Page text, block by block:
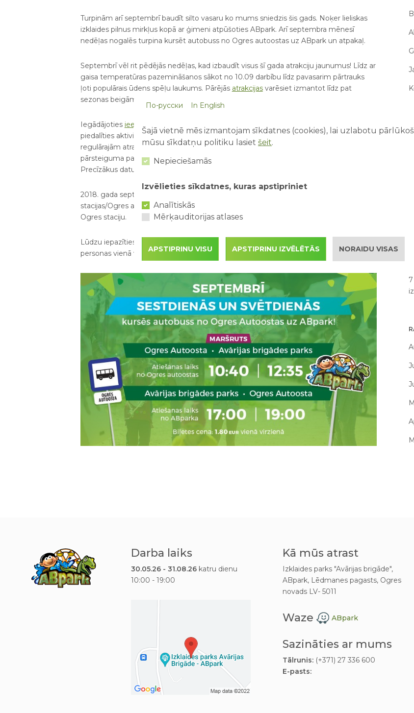
Turpinām arī septembrī baudīt silto vasaru ko mums sniedzis šis gads. Noķer lieliskas
izklaides pilnus mirkļus kopā ar ģimeni atpūšoties ABpark. Arī septembra mēnesī
nedēļas nogalēs turpina kursēt autobuss no Ogres autoostas uz ABpark un atpakaļ.
Septembrī vēl rit pēdējās nedēļas, kad izbaudīt visus šī gada atrakciju jaunumus! Līdz ar
gaisa temperatūras pazemināšanos sākot no 10.09 darbību līdz pavasarim pārtrauks
ļoti populārais ūdens spēļu laukums. Pārējās atrakcijasvarēsiet izmantot līdz pat
sezonas beigām - 31.10.
Iegādājoties ieejas biļeti
piedalīties aktivitātēs un līdzdarboties radošajās darbnīcāsbez papildus maksas. Bez
regulārajām atrakcijām un aktivitātēm apmeklētājus iepriecinās dažādi ABpark
pārsteiguma pasākumi un viesi kā sejiņu apgleznošana, burbuļu šovi, un loka šaušana.
Precīzākus datumus papildus notikumiem var uzzināt aplūkojot notikumu kalendāru.
2018. gada septembrī, nedēļas nogalēs autobuss kursēs no Ogres dzelzceļa
stacijas/Ogres autoostas 2. platformas uz ABpark. Vakarā varēsiet ar to atgriezties uz
Ogres staciju.
Lūdzu iepazīties ar zemāk izvietoto autobusu sarakstu. Biļetes cena EUR 1.80 no
personas vienā virzienā. Autobusa maršruta nodrošinātājs - SIA "Ogres Autobuss".
Darba laiks
30.05.26 - 31.08.26 katru dienu
10:00 - 19:00
Kā mūs atrast
Izklaides parks "Avārijas brigāde",
ABpark, Lēdmanes pagasts, Ogres
novads LV- 5011
Waze ABpark
Sazināties ar mums
Tālrunis:(+371) 27 336 600
E-pasts:
По-русски In English
Šajā vietnē mēs izmantojam sīkdatnes (cookies), lai uzlabotu
mūsu sīkdatņu politiku lasiet šeit.
Nepieciešamās
Izvēlieties sīkdatnes, kuras apstipriniet
Analītiskās
Mērķauditorijas atlases
APSTIPRINU VISU APSTIPRINU IZVĒLĒTĀS NORAIDU VISAS